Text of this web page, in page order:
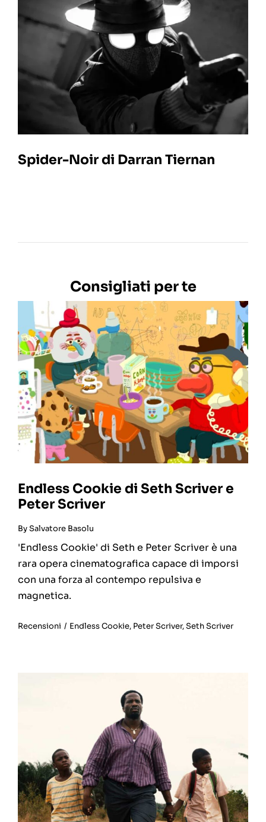
Spider-Noir di Darran Tiernan
Consigliati per te
Endless Cookie di Seth Scriver e
Peter Scriver
BySalvatore Basolu
'Endless Cookie' di Seth e Peter Scriver è una
rara opera cinematografica capace di imporsi
con una forza al contempo repulsiva e
magnetica.
Recensioni / Endless Cookie, Peter Scriver,Seth Scriver